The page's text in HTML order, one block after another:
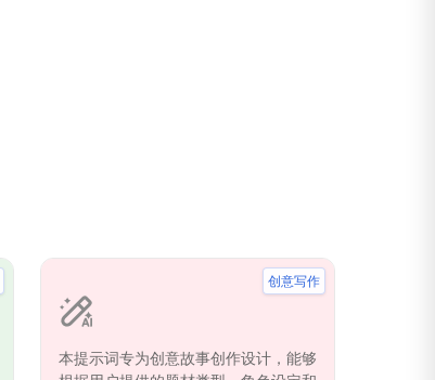
本提示词专为创意故事创作设计，能够
创意写作